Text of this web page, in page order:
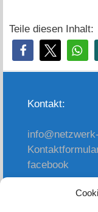
Teile diesen Inhalt:
Kontakt:
facebook